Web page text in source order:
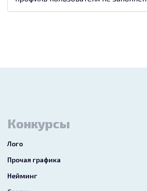
Конкурсы
Лого
Прочая графика
Нейминг